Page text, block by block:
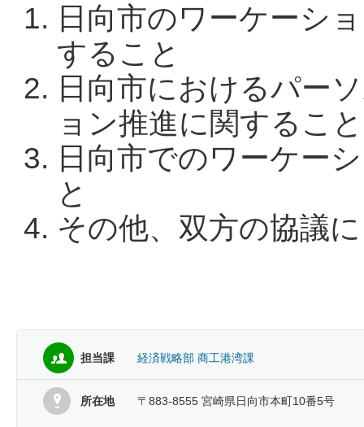
日向市のワーケーシ
すること
日向市におけるパー
ョン推進に関すること
日向市でのワーケー
と
その他、双方の協議
担当課 経済戦略部 商工港湾課
所在地 〒883-8555 宮崎県日向市本町10番5号